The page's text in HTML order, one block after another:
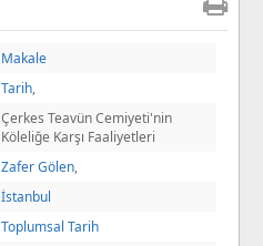
Makale
Tarih,
Çerkes Teavün Cemiyeti'nin
Köleliğe Karşı Faaliyetleri
Zafer Gölen,
İstanbul
Toplumsal Tarih